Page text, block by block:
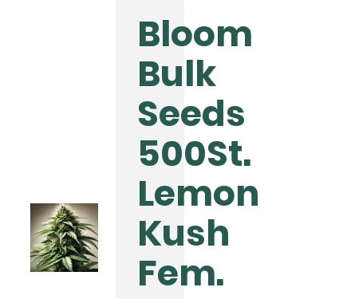
Umluft-Ventilatoren
Rohrventilatoren
Bloom
Bulk
Seeds
500St.
Lemon
Kush
Fem.